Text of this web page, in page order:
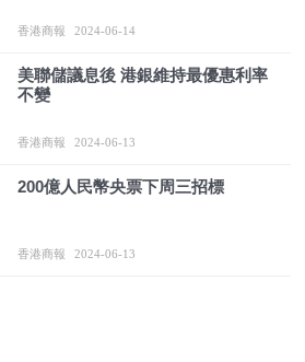
香港商報 2024-06-14
美聯儲議息後 港銀維持最優惠利率
不變
香港商報 2024-06-13
200億人民幣央票下周三招標
香港商報 2024-06-13